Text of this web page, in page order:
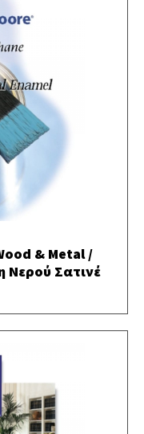
& Metal /
Νερού Σατινέ